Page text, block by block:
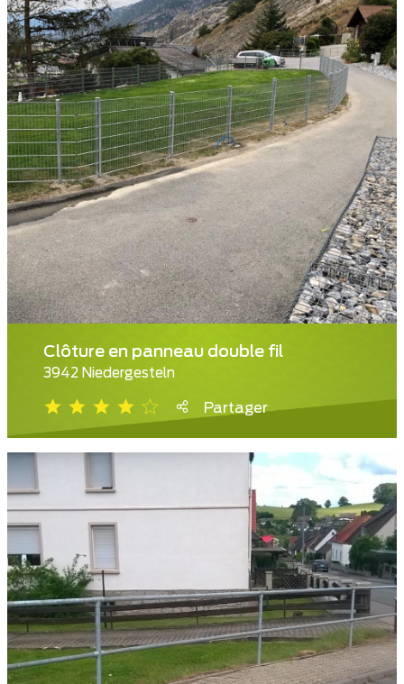
Clôture en panneau double fil
3942 Niedergesteln
Partager